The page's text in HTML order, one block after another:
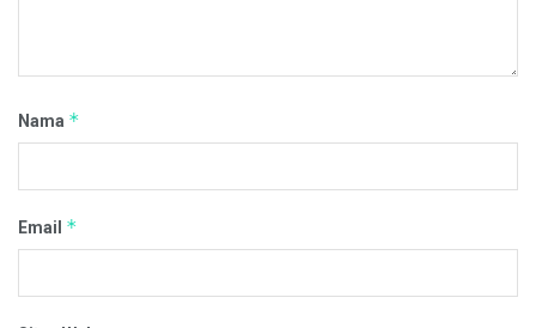
Nama *
Email *